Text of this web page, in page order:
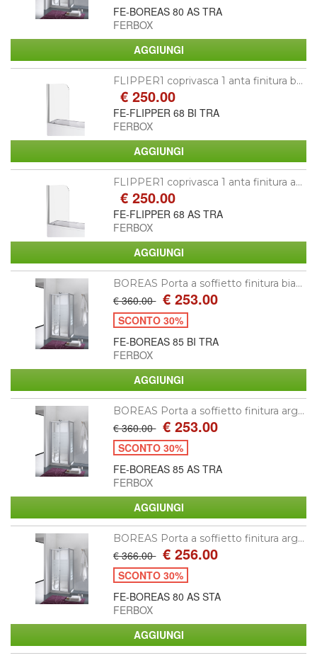
FE-BOREAS 80 AS TRA
FERBOX
FLIPPER1 coprivasca 1 anta finitura b...
€ 250.00
FE-FLIPPER 68 BI TRA
FERBOX
FLIPPER1 coprivasca 1 anta finitura a...
€ 250.00
FE-FLIPPER 68 AS TRA
FERBOX
BOREAS Porta a soffietto finitura bia...
€ 360.00 € 253.00
SCONTO 30%
FE-BOREAS 85 BI TRA
FERBOX
BOREAS Porta a soffietto finitura arg...
€ 360.00 € 253.00
SCONTO 30%
FE-BOREAS 85 AS TRA
FERBOX
BOREAS Porta a soffietto finitura arg...
€ 366.00 € 256.00
SCONTO 30%
FE-BOREAS 80 AS STA
FERBOX